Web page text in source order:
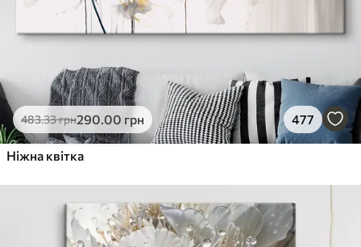
483.33грн290.00 грн 477
Ніжна квітка